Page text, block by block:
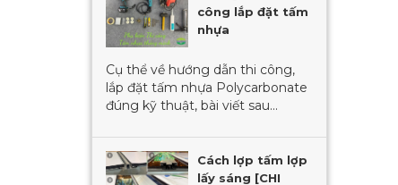
công lắp đặt tấm
nhựa
[KÈM VIDEO]
Cụ thể về hướng dẫn thi công,
lắp đặt tấm nhựa Polycarbonate
đúng kỹ thuật, bài viết sau...
Cách lợp tấm lợp
lấy sáng [CHI